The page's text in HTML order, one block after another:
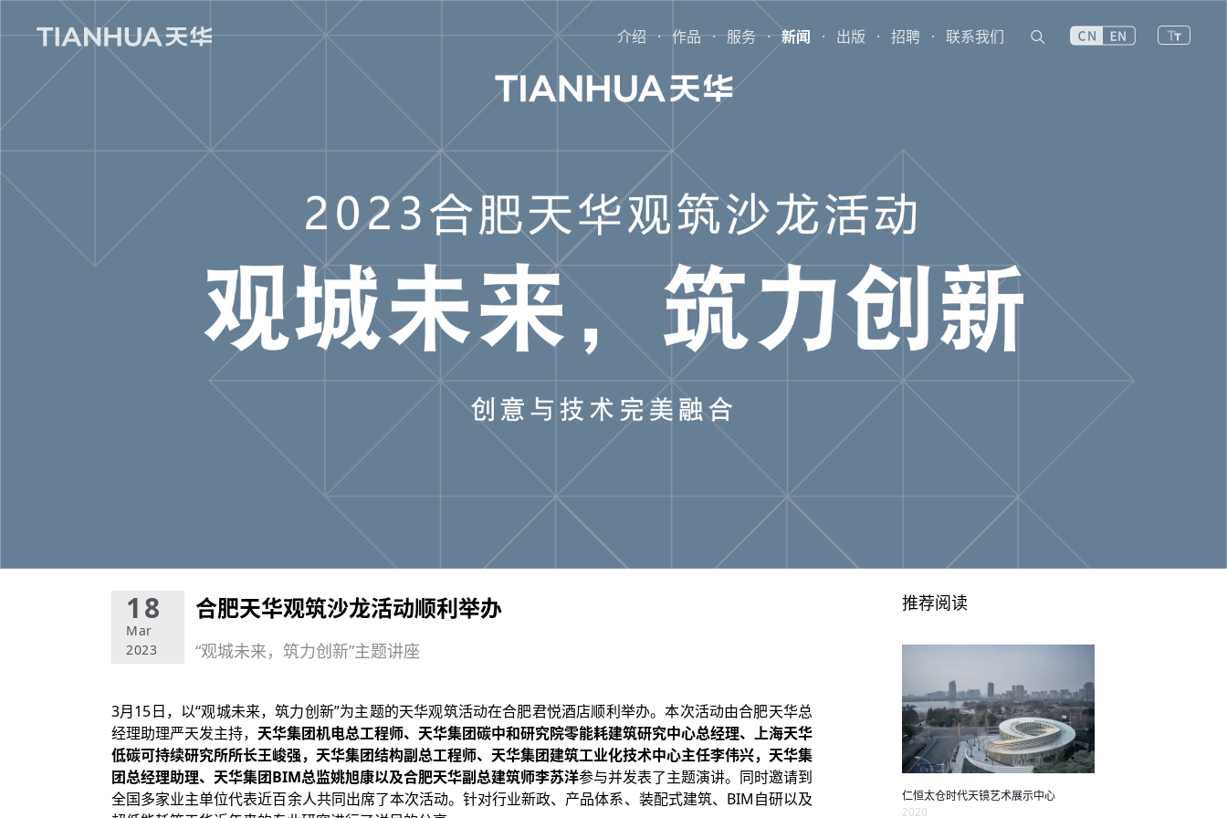
介绍 · 作品 · 服务 · 新闻 · 出版 · 招聘 · 联系我们
18
Mar
2023
合肥天华观筑沙龙活动顺利举办
“观城未来，筑力创新”主题讲座
3月15日，以“观城未来，筑力创新”为主题的天华观筑活动在合肥君悦酒店顺利举办。本次活动由合肥天华总
经理助理严天发主持， 天华集团机电总工程师、天华集团碳中和研究院零能耗建筑研究中心总经理、上海天华
低碳可持续研究所所长王峻强，天华集团结构副总工程师、天华集团建筑工业化技术中心主任李伟兴，天华集
团总经理助理、天华集团BIM总监姚旭康以及合肥天华副总建筑师李苏洋参与并发表了主题演讲。同时邀请到
全国多家业主单位代表近百余人共同出席了本次活动。针对行业新政、产品体系、装配式建筑、BIM自研以及
推荐阅读
仁恒太仓时代天镜艺术展示中心
2020